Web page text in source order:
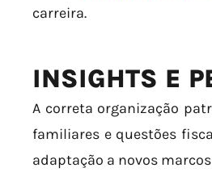
carreira.
INSIGHTS E
A correta organização
familiares e questões
adaptação a novos